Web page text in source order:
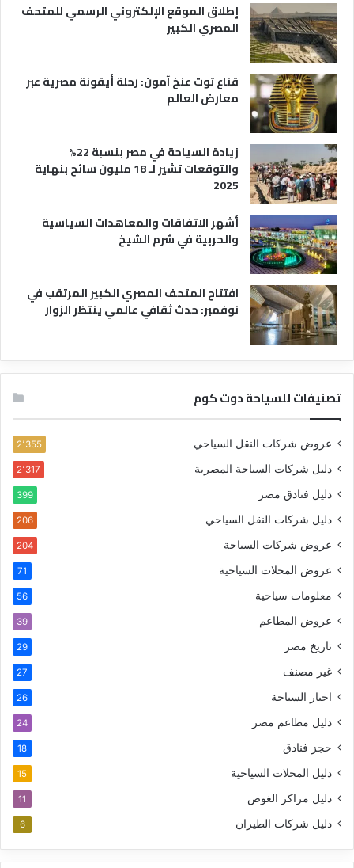
س
ح
ي
إطلاق الموقع الإلكتروني الرسمي للمتحف
المصري الكبير
قناع توت عنخ آمون: رحلة أيقونة مصرية عبر
معارض العالم
زيادة السياحة في مصر بنسبة 22%
والتوقعات تشير لـ 18 مليون سائح بنهاية
2025
أشهر الاتفاقات والمعاهدات السياسية
والحربية في شرم الشيخ
افتتاح المتحف المصري الكبير المرتقب في
نوفمبر: حدث ثقافي عالمي ينتظر الزوار
تصنيفات للسياحة دوت كوم
عروض شركات النقل السياحي 2٬355
دليل شركات السياحة المصرية 2٬317
دليل فنادق مصر 399
دليل شركات النقل السياحي 206
عروض شركات السياحة 204
عروض المحلات السياحية 71
معلومات سياحية 56
عروض المطاعم 39
تاريخ مصر 29
غير مصنف 27
اخبار السياحة 26
دليل مطاعم مصر 24
حجز فنادق 18
دليل المحلات السياحية 15
دليل مراكز الغوص 11
دليل شركات الطيران 6